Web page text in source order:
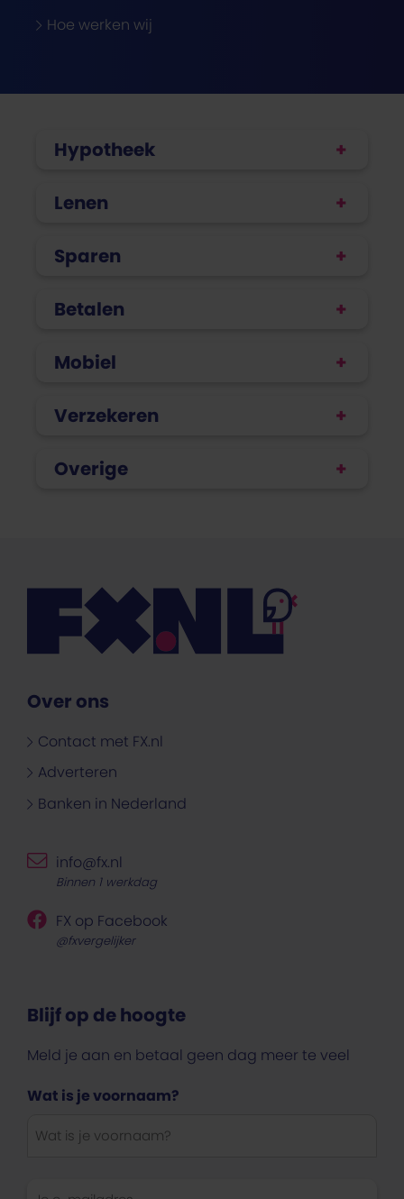
Hoe werken wij
Hypotheek
Lenen
Sparen
Betalen
Mobiel
Verzekeren
Overige
Over ons
Contact met FX.nl
Adverteren
Banken in Nederland
Blijf op de hoogte
Meld je aan en betaal geen dag meer te veel
Wat is je voornaam?
info@fx.nl
Binnen 1 werkdag
FX op Facebook
@fxvergelijker